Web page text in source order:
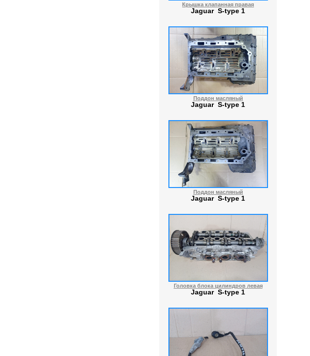
Крышка клапанная правая
Jaguar S-type 1
Поддон масляный
Jaguar S-type 1
Поддон масляный
Jaguar S-type 1
Головка блока цилиндров левая
Jaguar S-type 1